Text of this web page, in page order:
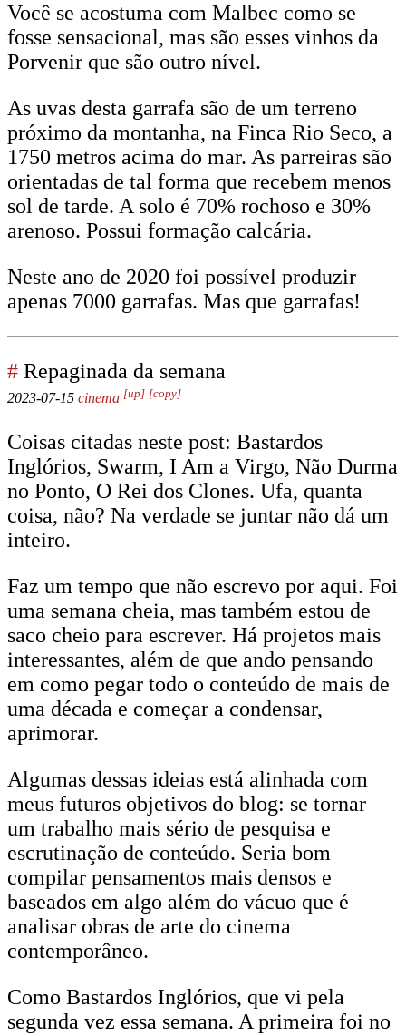
Você se acostuma com Malbec como se
fosse sensacional, mas são esses vinhos da
Porvenir que são outro nível.
As uvas desta garrafa são de um terreno
próximo da montanha, na Finca Rio Seco, a
1750 metros acima do mar. As parreiras são
orientadas de tal forma que recebem menos
sol de tarde. A solo é 70% rochoso e 30%
arenoso. Possui formação calcária.
Neste ano de 2020 foi possível produzir
apenas 7000 garrafas. Mas que garrafas!
# Repaginada da semana
2023-07-15 cinema [up] [copy]
Coisas citadas neste post: Bastardos
Inglórios, Swarm, I Am a Virgo, Não Durma
no Ponto, O Rei dos Clones. Ufa, quanta
coisa, não? Na verdade se juntar não dá um
inteiro.
Faz um tempo que não escrevo por aqui. Foi
uma semana cheia, mas também estou de
saco cheio para escrever. Há projetos mais
interessantes, além de que ando pensando
em como pegar todo o conteúdo de mais de
uma década e começar a condensar,
aprimorar.
Algumas dessas ideias está alinhada com
meus futuros objetivos do blog: se tornar
um trabalho mais sério de pesquisa e
escrutinação de conteúdo. Seria bom
compilar pensamentos mais densos e
baseados em algo além do vácuo que é
analisar obras de arte do cinema
contemporâneo.
Como Bastardos Inglórios, que vi pela
segunda vez essa semana. A primeira foi no